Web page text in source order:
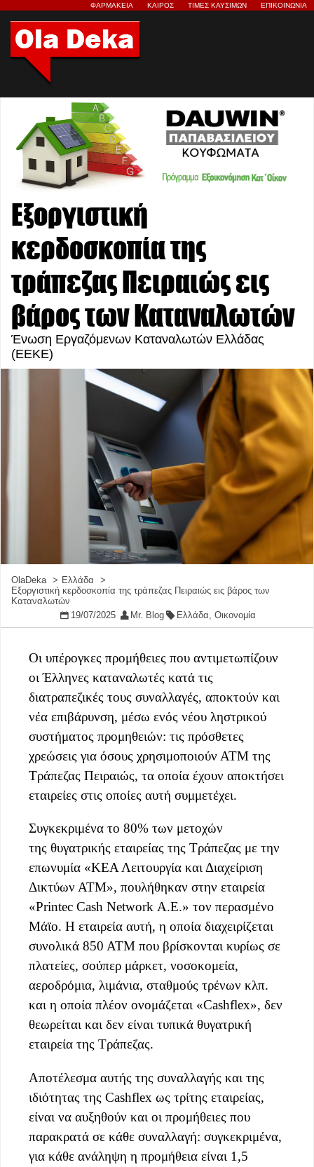
ΦΑΡΜΑΚΕΙΑ ΚΑΙΡΟΣ ΤΙΜΕΣ ΚΑΥΣΙΜΩΝ ΕΠΙΚΟΙΝΩΝΙΑ
Εξοργιστική
κερδοσκοπία της
τράπεζας Πειραιώς εις
βάρος των Καταναλωτών
Ένωση Εργαζόμενων Καταναλωτών Ελλάδας
(ΕΕΚΕ)
OlaDeka
Ελλάδα
Εξοργιστική κερδοσκοπία της τράπεζας Πειραιώς εις βάρος των
Καταναλωτών
19/07/2025
Mr. Blog Ελλάδα,Οικονομία
Οι υπέρογκες προμήθειες που αντιμετωπίζουν
οι Έλληνες καταναλωτές κατά τις
διατραπεζικές τους συναλλαγές, αποκτούν και
νέα επιβάρυνση, μέσω ενός νέου ληστρικού
συστήματος προμηθειών: τις πρόσθετες
χρεώσεις για όσους χρησιμοποιούν ΑΤΜ της
Τράπεζας Πειραιώς, τα οποία έχουν αποκτήσει
εταιρείες στις οποίες αυτή συμμετέχει.
Συγκεκριμένα το 80% των μετοχών
της θυγατρικής εταιρείας της Τράπεζας με την
επωνυμία «ΚΕΑ Λειτουργία και Διαχείριση
Δικτύων ΑΤΜ», πουλήθηκαν στην εταιρεία
«Printec Cash Network A.E.» τον περασμένο
Μάϊο. Η εταιρεία αυτή, η οποία διαχειρίζεται
συνολικά 850 ΑΤΜ που βρίσκονται κυρίως σε
πλατείες, σούπερ μάρκετ, νοσοκομεία,
αεροδρόμια, λιμάνια, σταθμούς τρένων κλπ.
και η οποία πλέον ονομάζεται «Cashflex», δεν
θεωρείται και δεν είναι τυπικά θυγατρική
εταιρεία της Τράπεζας.
Αποτέλεσμα αυτής της συναλλαγής και της
ιδιότητας της Cashflex ως τρίτης εταιρείας,
είναι να αυξηθούν και οι προμήθειες που
παρακρατά σε κάθε συναλλαγή: συγκεκριμένα,
για κάθε ανάληψη η προμήθεια είναι 1,5